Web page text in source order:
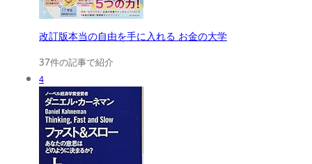
改訂版本当の自由を手に入れる お金の大学
37件の記事で紹介
4